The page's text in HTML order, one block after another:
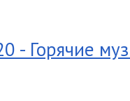
- Горячие